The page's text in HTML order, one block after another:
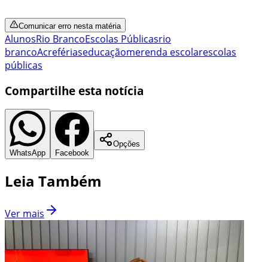
Comunicar erro nesta matéria
AlunosRio BrancoEscolas Públicasrio
brancoAcrefériaseducaçãomerenda escolarescolas
públicas
Compartilhe esta notícia
WhatsApp Facebook
Opções
Leia Também
Ver mais